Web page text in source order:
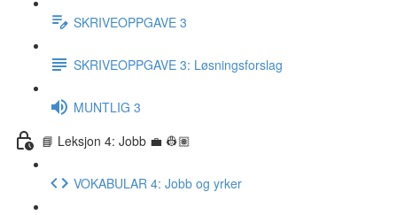
SKRIVEOPPGAVE 3
SKRIVEOPPGAVE 3: Løsningsforslag
MUNTLIG 3
📘 Leksjon 4: Jobb 💼 👷🏽
VOKABULAR 4: Jobb og yrker